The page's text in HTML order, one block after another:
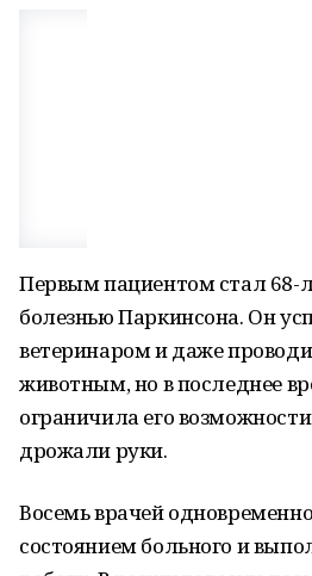
Первым пациентом стал 68-
болезнью Паркинсона. Он
ветеринаром и даже
животным, но в последнее
ограничила его
дрожали руки.
Восемь врачей
состоянием больного и